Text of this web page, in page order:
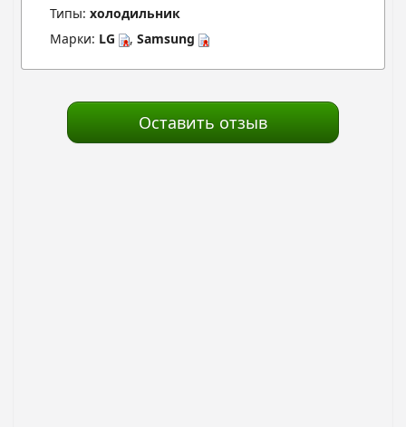
Типы: холодильник
Марки: LG , Samsung
Оставить отзыв